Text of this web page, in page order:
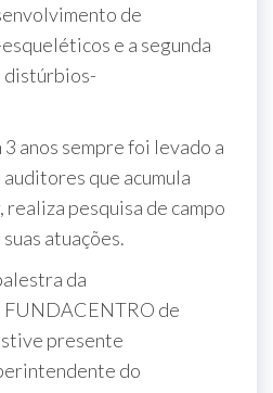
de
e a segunda
distúrbios-
anos sempre foi levado a
que acumula
pesquisa de campo
atuações.
da
FUNDACENTRO de
presente
do